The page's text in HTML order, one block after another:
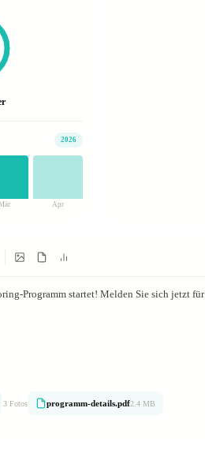
2026
Apr
Programm startet! Melden Sie sich jetzt
3 Fotos programm-details.pdf2.4 MB